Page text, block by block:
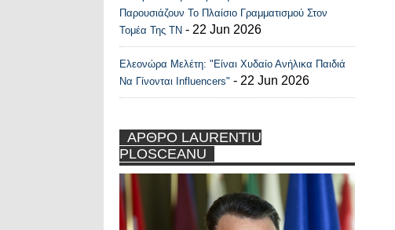
Παρουσιάζουν Το Πλαίσιο Γραμματισμού Στον
Τομέα Της ΤΝ - 22 Jun 2026
Ελεονώρα Μελέτη: "Είναι Χυδαίο Ανήλικα Παιδιά
Να Γίνονται Influencers" - 22 Jun 2026
ΑΡΘΡΟ LAURENTIU
PLOSCEANU